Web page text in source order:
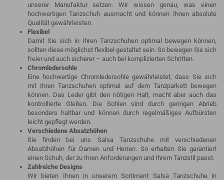
unserer Manufaktur setzen. Wir wissen genau, was einen
hochwertigen Tanzschuh ausmacht und können Ihnen absolute
Qualität gewährleisten.
Flexibel
Damit Sie sich in Ihren Tanzschuhen optimal bewegen können,
sollten diese möglichst flexibel gestaltet sein. So bewegen Sie sich
freier und auch sicherer – auch bei komplizierten Schritten.
Chromledersohle
Eine hochwertige Chromledersohle gewährleistet, dass Sie sich
mit Ihren Tanzschuhen optimal auf dem Tanzparkett bewegen
können. Das Leder gibt den nötigen Halt, macht aber auch das
kontrollierte Gleiten. Die Sohlen sind durch geringen Abrieb
besonders haltbar und können durch regelmäßiges Aufbürsten
leicht gepflegt werden.
Verschiedene Absatzhöhen
Sie finden bei uns Salsa Tanzschuhe mit verschiedenen
Absatzhöhen für Damen und Herren. So erhalten Sie garantiert
einen Schuh, der zu Ihren Anforderungen und Ihrem Tanzstil passt.
Zahlreiche Designs
Wir bieten Ihnen in unserem Sortiment Salsa Tanzschuhe in